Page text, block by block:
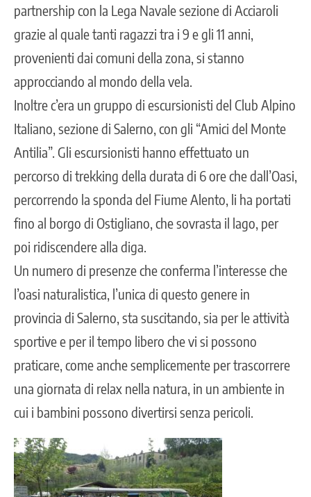
partnership con la Lega Navale sezione di Acciaroli
grazie al quale tanti ragazzi tra i 9 e gli 11 anni,
provenienti dai comuni della zona, si stanno
approcciando al mondo della vela.
Inoltre c’era un gruppo di escursionisti del Club Alpino
Italiano, sezione di Salerno, con gli “Amici del Monte
Antilia”. Gli escursionisti hanno effettuato un
percorso di trekking della durata di 6 ore che dall’Oasi,
percorrendo la sponda del Fiume Alento, li ha portati
fino al borgo di Ostigliano, che sovrasta il lago, per
poi ridiscendere alla diga.
Un numero di presenze che conferma l’interesse che
l’oasi naturalistica, l’unica di questo genere in
provincia di Salerno, sta suscitando, sia per le attività
sportive e per il tempo libero che vi si possono
praticare, come anche semplicemente per trascorrere
una giornata di relax nella natura, in un ambiente in
cui i bambini possono divertirsi senza pericoli.